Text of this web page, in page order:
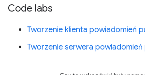
Code labs
Tworzenie klienta powiadomień
Tworzenie serwera powiadomień